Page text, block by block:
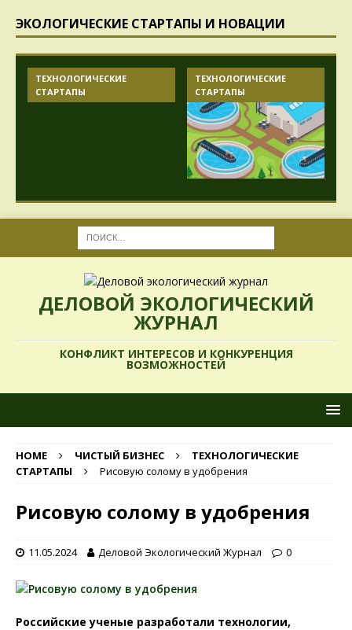
ЭКОЛОГИЧЕСКИЕ СТАРТАПЫ И НОВАЦИИ
ТЕХНОЛОГИЧЕСКИЕ
СТАРТАПЫ
ТЕХНОЛОГИЧЕСКИЕ
СТАРТАПЫ
ДЕЛОВОЙ ЭКОЛОГИЧЕСКИЙ
ЖУРНАЛ
КОНФЛИКТ ИНТЕРЕСОВ И КОНКУРЕНЦИЯ
ВОЗМОЖНОСТЕЙ
HOME ЧИСТЫЙ БИЗНЕС
ТЕХНОЛОГИЧЕСКИЕ
СТАРТАПЫ
Рисовую солому в удобрения
Рисовую солому в удобрения
11.05.2024 Деловой Экологический Журнал 0
Российские ученые разработали технологии,